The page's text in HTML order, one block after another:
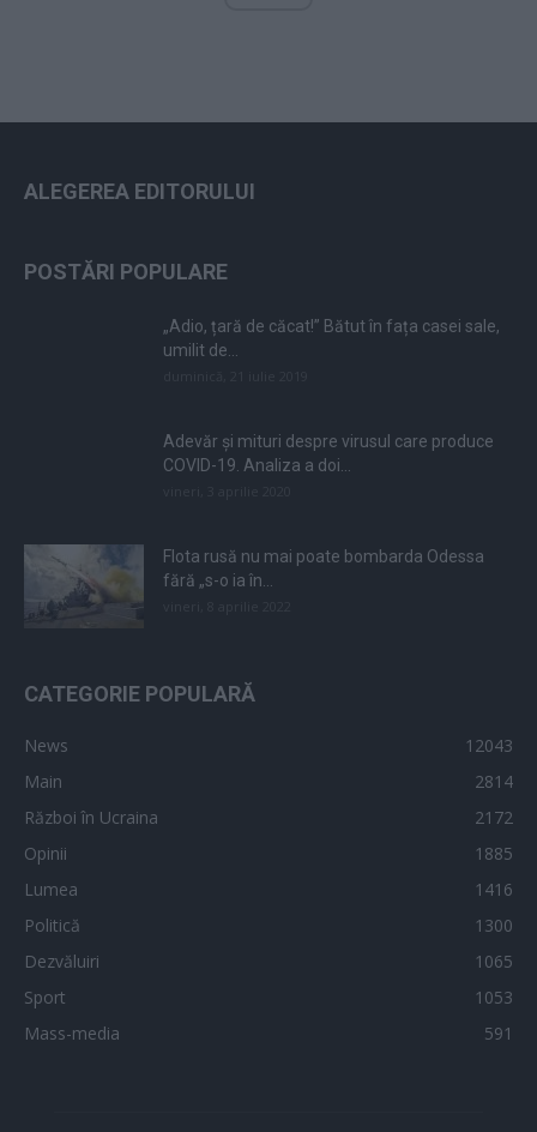
ALEGEREA EDITORULUI
POSTĂRI POPULARE
„Adio, țară de căcat!” Bătut în fața casei sale,
umilit de...
Adevăr și mituri despre virusul care produce
COVID-19. Analiza a doi...
Flota rusă nu mai poate bombarda Odessa
fără „s-o ia în...
CATEGORIE POPULARĂ
News
12043
Main
2814
Război în Ucraina
2172
Opinii
1885
Lumea
1416
Politică
1300
Dezvăluiri
1065
Sport
1053
Mass-media
591